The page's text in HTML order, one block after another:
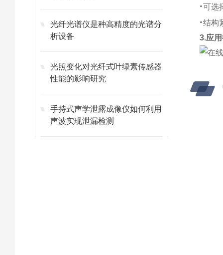
光纤光谱仪是种高精度的光谱分
析设备
光照变化对光纤式叶绿素传感器
性能的影响研究
手持式声学泄露成像仪如何利用
声波实现泄漏检测
·可选
·结构
3.应